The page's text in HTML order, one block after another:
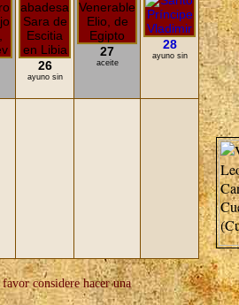
26
ayuno sin
27
aceite
28
ayuno sin
considere hacer una